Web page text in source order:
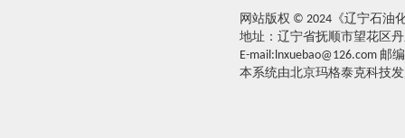
网站版权 © 2024《辽宁石油
地址：辽宁省抚顺市望花区
E-mail:lnxuebao@126.com 邮
本系统由北京玛格泰克科技